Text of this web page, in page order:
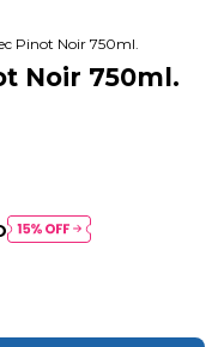
Pinot Noir 750ml.
Noir 750ml.